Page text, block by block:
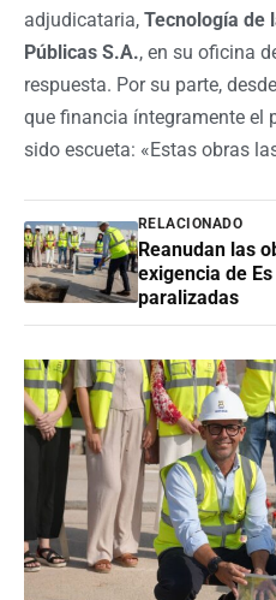
adjudicataria, Tecnología de
Públicas S.A., en su oficina
respuesta. Por su parte,
que financia íntegramente el
sido escueta: «Estas obras
RELACIONADO
Reanudan las
exigencia de
paralizadas